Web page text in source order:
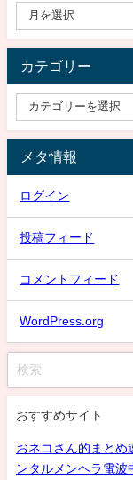
カテゴリー
メタ情報
ログイン
投稿フィード
コメントフィード
WordPress.org
おすすめサイト
おネコさん的まと
ンタルメンヘラ電